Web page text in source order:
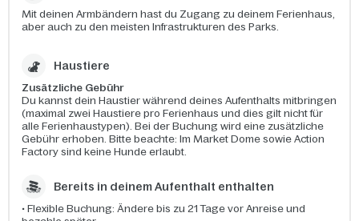
Mit deinen Armbändern hast du Zugang zu deinem Ferienhaus,
aber auch zu den meisten Infrastrukturen des Parks.
Haustiere
Zusätzliche Gebühr
Du kannst dein Haustier während deines Aufenthalts mitbringen
(maximal zwei Haustiere pro Ferienhaus und dies gilt nicht für
alle Ferienhaustypen). Bei der Buchung wird eine zusätzliche
Gebühr erhoben. Bitte beachte: Im Market Dome sowie Action
Factory sind keine Hunde erlaubt.
Bereits in deinem Aufenthalt enthalten​
• Flexible Buchung: Ändere bis zu 21 Tage vor Anreise und